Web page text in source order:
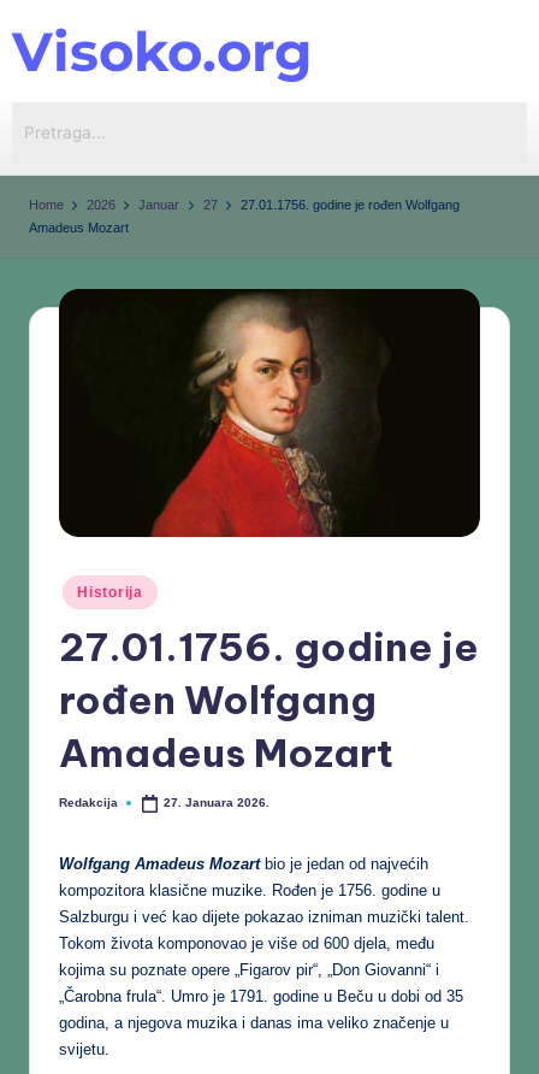
Skip
Visoko.org
Home 2026 Januar 27
27.01.1756. godine je rođen Wolfgang
Amadeus Mozart
Historija
27.01.1756. godine je
rođen Wolfgang
Amadeus Mozart
Redakcija 27. Januara 2026.
Wolfgang Amadeus Mozartbio je jedan od najvećih
kompozitora klasične muzike. Rođen je 1756. godine u
Salzburgu i već kao dijete pokazao izniman muzički talent.
Tokom života komponovao je više od 600 djela, među
kojima su poznate opere „Figarov pir“, „Don Giovanni“ i
„Čarobna frula“. Umro je 1791. godine u Beču u dobi od 35
godina, a njegova muzika i danas ima veliko značenje u
svijetu.